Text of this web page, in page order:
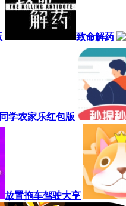
致命解药
学农家乐红包版
放置拖车驾驶大亨